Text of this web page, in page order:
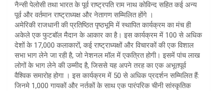
नैन्सी पेलोसी तथा भारत के पूर्व राष्ट्रपति राम नाथ कोविन्द सहित कई अन्य
पूर्व और वर्तमान राष्ट्राध्यक्ष और नेतागण सम्मिलित होंगे ।
अमेरिकी राजधानी की प्रतिष्ठित पृष्ठभूमि में स्थापित कार्यक्रम का मंच ही
अकेले एक फुटबॉल मैदान के आकार का है। इस कार्यक्रम में 100 से अधिक
देशों के 17,000 कलाकारों, कई राष्ट्राध्यक्षों और विचारकों की एक विशाल
सभा भाग लेने जा रही है, जो नेशनल मॉल में एकत्रित होगी। इसमें पांच लाख
लोगों के भाग लेने की उम्मीद है, जिससे यह अपने तरह का एक अभूतपूर्व
वैश्विक समारोह होगा । इस कार्यक्रम में 50 से अधिक प्रदर्शन सम्मिलित हैं:
जिनमे 1,000 गायकों और नर्तकों के साथ एक पारंपरिक चीनी सांस्कृतिक